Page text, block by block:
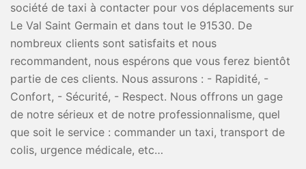
société de taxi à contacter pour vos déplacements sur
Le Val Saint Germain et dans tout le 91530. De
nombreux clients sont satisfaits et nous
recommandent, nous espérons que vous ferez bientôt
partie de ces clients. Nous assurons : - Rapidité, -
Confort, - Sécurité, - Respect. Nous offrons un gage
de notre sérieux et de notre professionnalisme, quel
que soit le service : commander un taxi, transport de
colis, urgence médicale, etc…